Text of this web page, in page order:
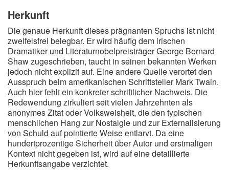
Lateinische Sprichwörter
Herkunft
Die genaue Herkunft dieses prägnanten Spruchs ist nicht
zweifelsfrei belegbar. Er wird häufig dem irischen
Dramatiker und Literaturnobelpreisträger George Bernard
Shaw zugeschrieben, taucht in seinen bekannten Werken
jedoch nicht explizit auf. Eine andere Quelle verortet den
Ausspruch beim amerikanischen Schriftsteller Mark Twain.
Auch hier fehlt ein konkreter schriftlicher Nachweis. Die
Redewendung zirkuliert seit vielen Jahrzehnten als
anonymes Zitat oder Volksweisheit, die den typischen
menschlichen Hang zur Nostalgie und zur Externalisierung
von Schuld auf pointierte Weise entlarvt. Da eine
hundertprozentige Sicherheit über Autor und erstmaligen
Kontext nicht gegeben ist, wird auf eine detaillierte
Herkunftsangabe verzichtet.